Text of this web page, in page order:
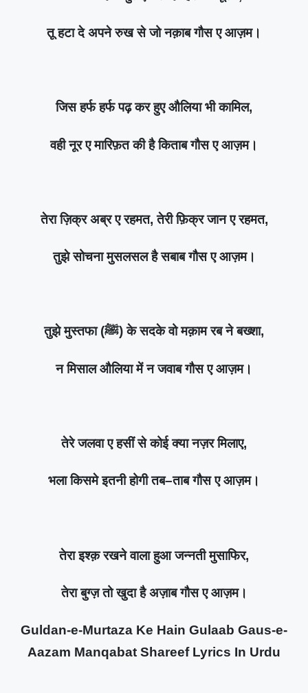
तू हटा दे अपने रुख से जो नक़ाब गौस ए आज़म।
जिस हर्फ हर्फ पढ़ कर हुए औलिया भी कामिल,
वही नूर ए मारिफ़त की है किताब गौस ए आज़म।
तेरा ज़िक्र अब्र ए रहमत, तेरी फ़िक्र जान ए रहमत,
तुझे सोचना मुसलसल है सबाब गौस ए आज़म।
तुझे मुस्तफा (ﷺ) के सदके वो मक़ाम रब ने बख्शा,
न मिसाल औलिया में न जवाब गौस ए आज़म।
तेरे जलवा ए हसीं से कोई क्या नज़र मिलाए,
भला किसमे इतनी होगी तब–ताब गौस ए आज़म।
तेरा इश्क़ रखने वाला हुआ जन्नती मुसाफिर,
तेरा बुग्ज़ तो खुदा है अज़ाब गौस ए आज़म।
Guldan-e-Murtaza Ke Hain Gulaab Gaus-e-
Aazam Manqabat Shareef Lyrics In Urdu